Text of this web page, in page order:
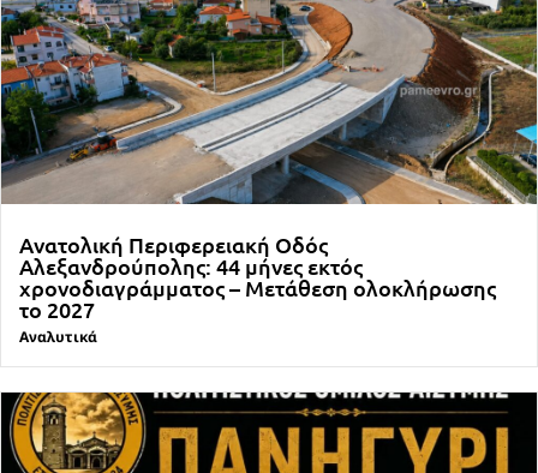
Ανατολική Περιφερειακή Οδός
Αλεξανδρούπολης: 44 μήνες εκτός
χρονοδιαγράμματος – Μετάθεση ολοκλήρωσης
το 2027
Αναλυτικά